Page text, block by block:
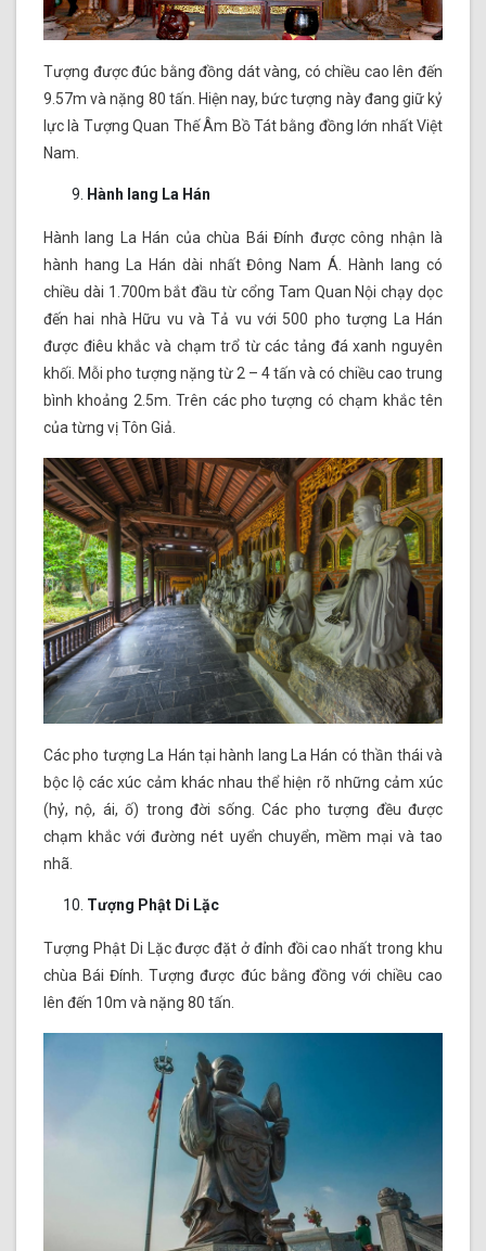
Tượng được đúc bằng đồng dát vàng, có chiều cao lên đến
9.57m và nặng 80 tấn. Hiện nay, bức tượng này đang giữ kỷ
lực là Tượng Quan Thế Âm Bồ Tát bằng đồng lớn nhất Việt
Nam.
Hành lang La Hán
Hành lang La Hán của chùa Bái Đính được công nhận là
hành hang La Hán dài nhất Đông Nam Á. Hành lang có
chiều dài 1.700m bắt đầu từ cổng Tam Quan Nội chạy dọc
đến hai nhà Hữu vu và Tả vu với 500 pho tượng La Hán
được điêu khắc và chạm trổ từ các tảng đá xanh nguyên
khối. Mỗi pho tượng nặng từ 2 – 4 tấn và có chiều cao trung
bình khoảng 2.5m. Trên các pho tượng có chạm khắc tên
của từng vị Tôn Giả.
Các pho tượng La Hán tại hành lang La Hán có thần thái và
bộc lộ các xúc cảm khác nhau thể hiện rõ những cảm xúc
(hỷ, nộ, ái, ố) trong đời sống. Các pho tượng đều được
chạm khắc với đường nét uyển chuyển, mềm mại và tao
nhã.
Tượng Phật Di Lặc
Tượng Phật Di Lặc được đặt ở đỉnh đồi cao nhất trong khu
chùa Bái Đính. Tượng được đúc bằng đồng với chiều cao
lên đến 10m và nặng 80 tấn.